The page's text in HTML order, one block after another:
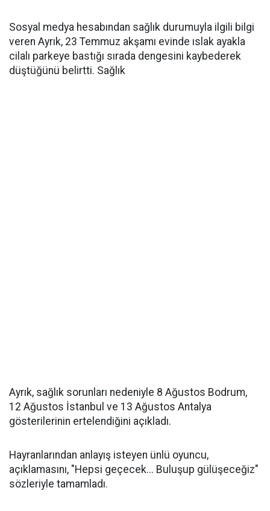
Sosyal medya hesabından sağlık durumuyla ilgili bilgi
veren Ayrık, 23 Temmuz akşamı evinde ıslak ayakla
cilalı parkeye bastığı sırada dengesini kaybederek
düştüğünü belirtti. Sağlık
Ayrık, sağlık sorunları nedeniyle 8 Ağustos Bodrum,
12 Ağustos İstanbul ve 13 Ağustos Antalya
gösterilerinin ertelendiğini açıkladı.
Hayranlarından anlayış isteyen ünlü oyuncu,
açıklamasını, "Hepsi geçecek... Buluşup gülüşeceğiz"
sözleriyle tamamladı.